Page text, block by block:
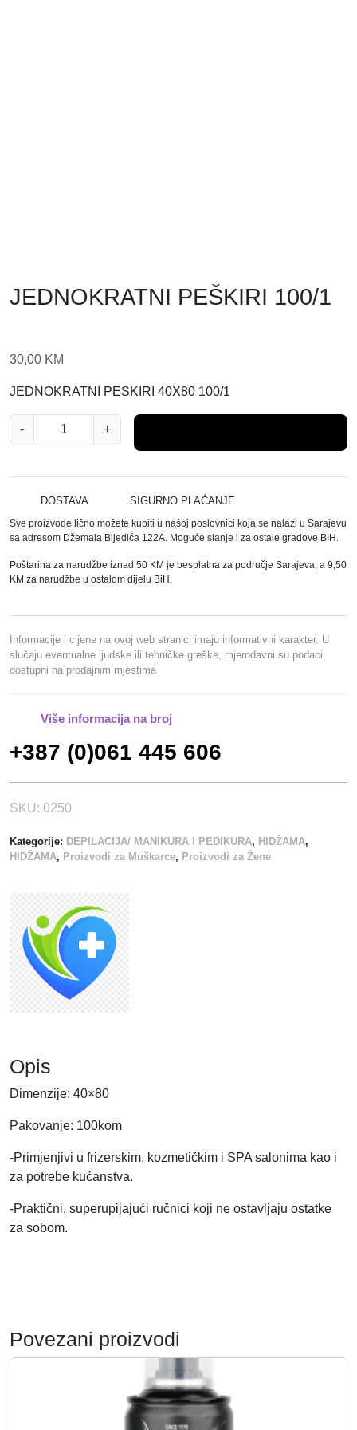
JEDNOKRATNI PEŠKIRI 100/1
30,00 KM
JEDNOKRATNI PESKIRI 40X80 100/1
-
E
N
K
R
T
I
P
E
Š
K
I
0
0
1
k
+
DOSTAVA SIGURNO PLAĆANJE
Sve proizvode lično možete kupiti u našoj poslovnici koja se nalazi u Sarajevu
sa adresom Džemala Bijedića 122A. Moguće slanje i za ostale gradove BIH.
Poštarina za narudžbe iznad 50 KM je besplatna za područje Sarajeva, a 9,50
KM za narudžbe u ostalom dijelu BiH.
Informacije i cijene na ovoj web stranici imaju informativni karakter. U
slučaju eventualne ljudske ili tehničke greške, mjerodavni su podaci
dostupni na prodajnim mjestima
Više informacija na broj
+387 (0)061 445 606
SKU: 0250
Kategorije: DEPILACIJA/ MANIKURA I PEDIKURA, HIDŽAMA,
HIDŽAMA, Proizvodi za Muškarce, Proizvodi za Žene
Opis
Dimenzije: 40×80
Pakovanje: 100kom
-Primjenjivi u frizerskim, kozmetičkim i SPA salonima kao i
za potrebe kućanstva.
-Praktični, superupijajući ručnici koji ne ostavljaju ostatke
za sobom.
Povezani proizvodi